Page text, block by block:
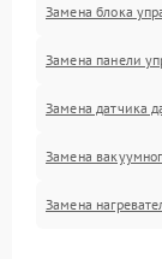
Замена блока
Замена панели
Замена датчика
Замена
Замена